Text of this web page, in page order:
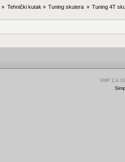
» Tehnički kutak » Tuning skutera » Tuning 4T
SMF